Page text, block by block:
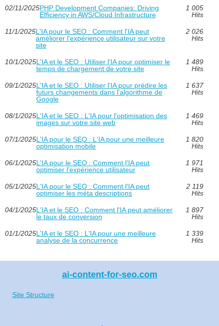
02/11/2025PHP Development Companies: Driving
Efficiency in AWS/Cloud Infrastructure
1 005
Hits
11/1/2025L'IA pour le SEO : Comment l'IA peut
améliorer l'expérience utilisateur sur votre
site
2 026
Hits
10/1/2025L'IA et le SEO : Utiliser l'IA pour optimiser le
temps de chargement de votre site
1 489
Hits
09/1/2025L'IA et le SEO : Utiliser l'IA pour prédire les
futurs changements dans l'algorithme de
Google
1 637
Hits
08/1/2025L'IA et le SEO : L'IA pour l'optimisation des
images sur votre site web
1 469
Hits
07/1/2025L'IA pour le SEO : L'IA pour une meilleure
optimisation mobile
1 820
Hits
06/1/2025L'IA pour le SEO : Comment l'IA peut
optimiser l'expérience utilisateur
1 971
Hits
05/1/2025L'IA pour le SEO : Comment l'IA peut
optimiser les méta descriptions
2 119
Hits
04/1/2025L'IA et le SEO : Comment l'IA peut améliorer
le taux de conversion
1 897
Hits
01/1/2025L'IA et le SEO : L'IA pour une meilleure
analyse de la concurrence
1 339
Hits
ai-content-for-seo.com
Site Structure